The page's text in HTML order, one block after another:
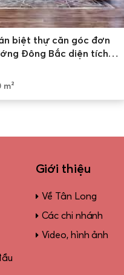
biệt thự căn góc đơn
Đông Bắc diện tích
có hầm để xe kiến trúc
Nam An Khánh
m²
Giới thiệu
Về Tân Long
Các chi nhánh
Video, hình ảnh